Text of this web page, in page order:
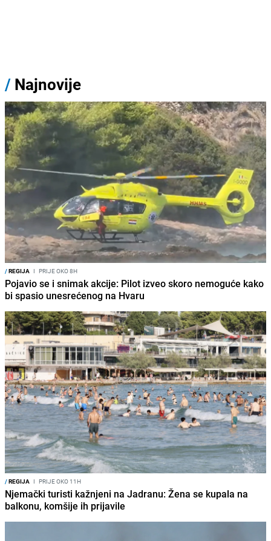
/ Najnovije
/REGIJA I PRIJE OKO 8H
Pojavio se i snimak akcije: Pilot izveo skoro nemoguće kako
bi spasio unesrećenog na Hvaru
/REGIJA I PRIJE OKO 11H
Njemački turisti kažnjeni na Jadranu: Žena se kupala na
balkonu, komšije ih prijavile